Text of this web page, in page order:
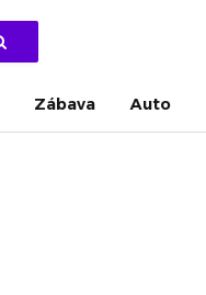
Zábava Auto